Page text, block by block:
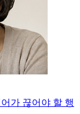
가 끊어야 할 행